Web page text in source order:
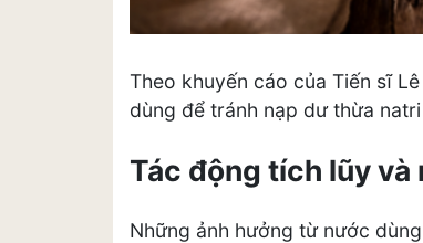
Theo khuyến cáo của Tiến sĩ
dùng để tránh nạp dư thừa
Tác động tích lũy
Những ảnh hưởng từ nước